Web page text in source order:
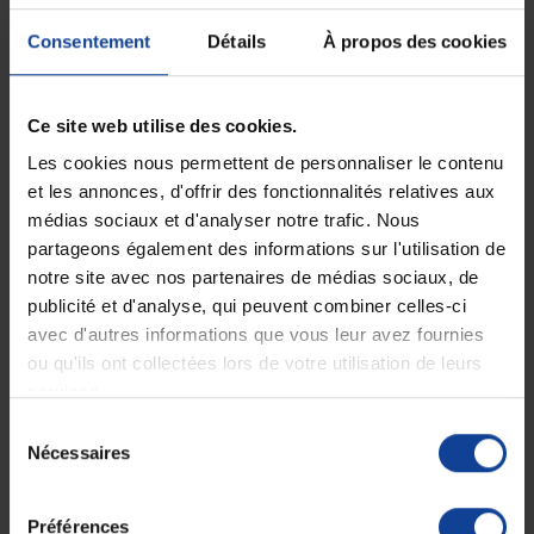
Consentement Détails À propos des cookies
Ce site web utilise des cookies.
Les cookies nous permettent de personnaliser le contenu
et les annonces, d'offrir des fonctionnalités relatives aux
médias sociaux et d'analyser notre trafic. Nous
partageons également des informations sur l'utilisation de
notre site avec nos partenaires de médias sociaux, de
publicité et d'analyse, qui peuvent combiner celles-ci
avec d'autres informations que vous leur avez fournies
ou qu'ils ont collectées lors de votre utilisation de leurs
Nécessaires
Préférences
peuvent aussi rééduquer leur vessie en
augmentant le volume d’urine que cette
utiliser les toilettes et suivez strictement ce
planning tout au long de la journée. Par
exemple, commencez par utiliser les
toilettes toutes les 1h30. Utilisez les
exercices de Kegel pour résister aux envies
quand vous n’avez pas prévu d’aller aux
d’y aller, même si vous n’avez pas
votre muscle pelvien se renforcera,